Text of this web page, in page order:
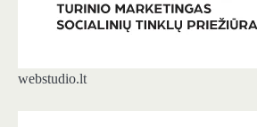
webstudio.lt